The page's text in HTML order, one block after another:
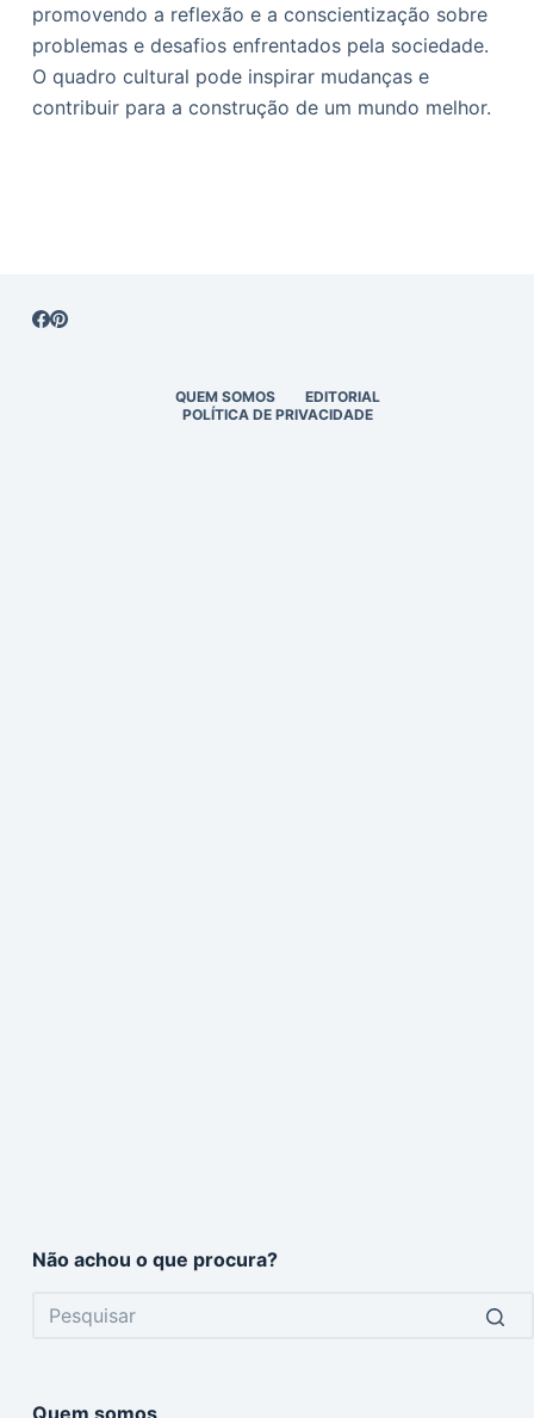
promovendo a reflexão e a conscientização sobre
problemas e desafios enfrentados pela sociedade.
O quadro cultural pode inspirar mudanças e
contribuir para a construção de um mundo melhor.
QUEM SOMOS
EDITORIAL
POLÍTICA DE PRIVACIDADE
Não achou o que procura?